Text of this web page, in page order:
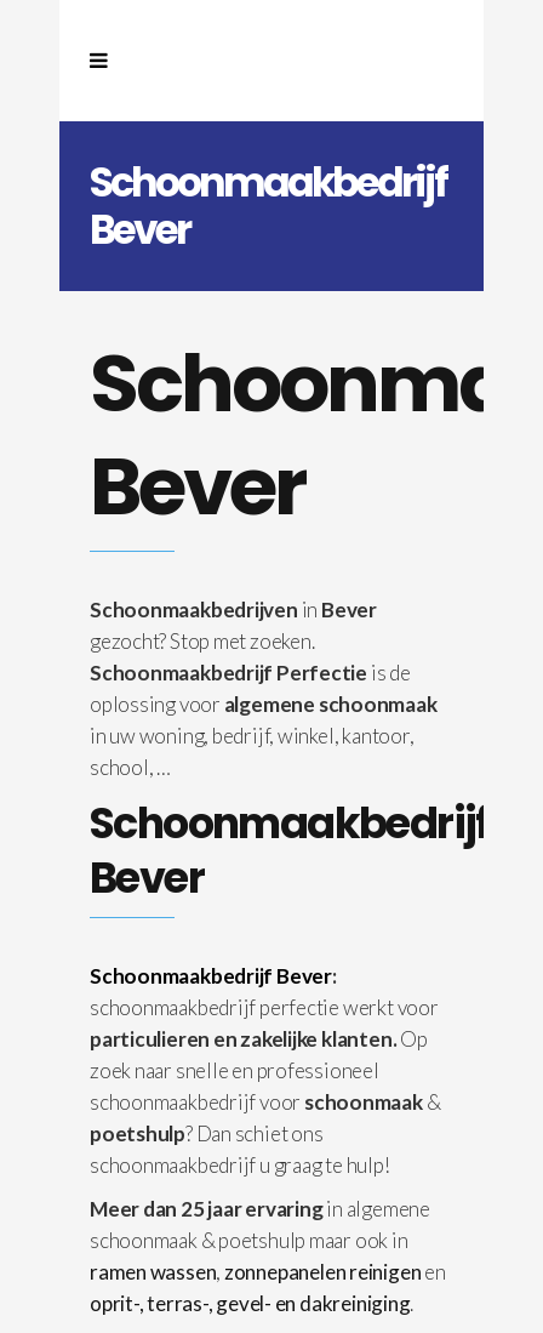
Schoonmaakbedrijf
Bever
Bever
Schoonmaakbedrijven in Bever
gezocht? Stop met zoeken.
Schoonmaakbedrijf Perfectie is de
oplossing voor algemene schoonmaak
in uw woning, bedrijf, winkel, kantoor,
school, …
Schoonmaakbedrijf
Bever
Schoonmaakbedrijf Bever:
schoonmaakbedrijf perfectie werkt voor
particulieren en zakelijke klanten.Op
zoek naar snelle en professioneel
schoonmaakbedrijf voor schoonmaak&
poetshulp? Dan schiet ons
schoonmaakbedrijf u graag te hulp!
Meer dan 25 jaar ervaringin algemene
schoonmaak & poetshulp maar ook in
ramen wassen, zonnepanelen reinigenen
oprit-, terras-, gevel- en dakreiniging.